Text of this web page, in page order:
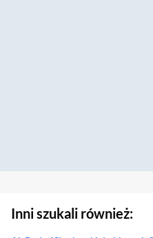
Inni szukali również: